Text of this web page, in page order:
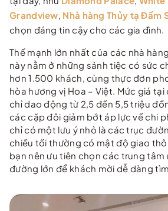
Grandview, Nhà hàng Thủy tạ Đầm
chọn đáng tin cậy cho các gia đình.
Thế mạnh lớn nhất của các nhà
này nằm ở những sảnh tiệc có sức
hơn 1.500 khách, cùng thực đơn
hòa hương vị Hoa – Việt. Mức giá
chỉ dao động từ 2,5 đến 5,5 triệu
các cặp đôi giảm bớt áp lực về chi
chỉ có một lưu ý nhỏ là các trục
chiều tối thường có mật độ giao
bạn nên ưu tiên chọn các trung tâm
đường lớn để khách mời dễ dàng